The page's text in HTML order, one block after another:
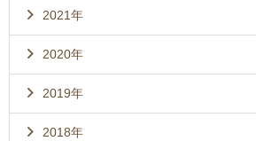
2021年
2020年
2019年
2018年